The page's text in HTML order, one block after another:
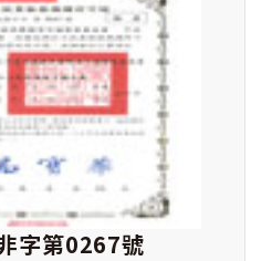
字第0267號